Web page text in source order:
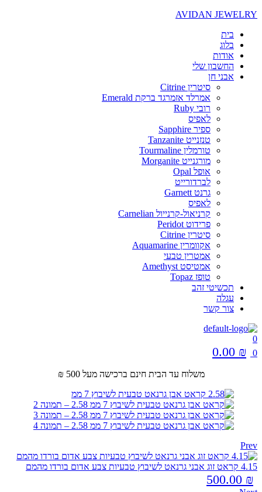
AVIDAN JEWELRY
בית
בלוג
אודות
החשבון שלי
אבני חן
סיטרין Citrine
אמרלד אזמרגד ברקת Emerald
רובי Ruby
לאפיס
ספיר Sapphire
טנזנייט Tanzanite
טורמלין Tourmaline
מורגנייט Morganite
אופל Opal
לברדורייט
גרנט Garnett
לאפיס
קרניאול-קרנייול Carnelian
פרידוט Peridot
סיטרין Citrine
אקוומרין Aquamarine
אמטרין טבעי
אמטיסט Amethyst
טופז Topaz
תכשיטי זהב
עגלה
צור קשר
0
0
0.00 ₪
משלוח עד הבית חינם ברכישה מעל 500 ₪
Prev
4.15 קראט זוג אבני גרנאט לשיבוץ טבעיות צבע אדום בורדו מהמם
500.00 ₪